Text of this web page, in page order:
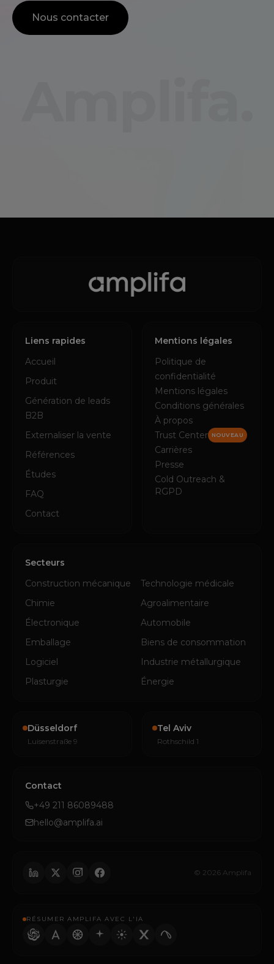
Nous contacter
Liens rapides
Accueil
Produit
Génération de leads
B2B
Externaliser la vente
Références
Études
FAQ
Contact
Mentions légales
Politique de
confidentialité
Mentions légales
Conditions générales
À propos
Trust Center
NOUVEAU
Carrières
Presse
Cold Outreach &
RGPD
Secteurs
Construction mécanique
Technologie médicale
Chimie
Agroalimentaire
Électronique
Automobile
Emballage
Biens de consommation
Logiciel
Industrie métallurgique
Plasturgie
Énergie
Düsseldorf
Luisenstraße 9
Tel Aviv
Rothschild 1
Contact
+49 211 86089488
hello@amplifa.ai
© 2026 Amplifa
RÉSUMER AMPLIFA AVEC L'IA